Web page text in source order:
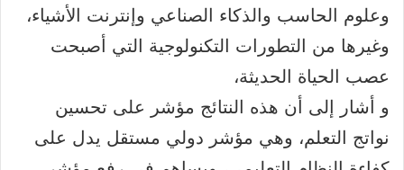
وعلوم الحاسب والذكاء الصناعي وإنترنت الأشياء،
وغيرها من التطورات التكنولوجية التي أصبحت
عصب الحياة الحديثة،
و أشار إلى أن هذه النتائج مؤشر على تحسين
نواتج التعلم، وهي مؤشر دولي مستقل يدل على